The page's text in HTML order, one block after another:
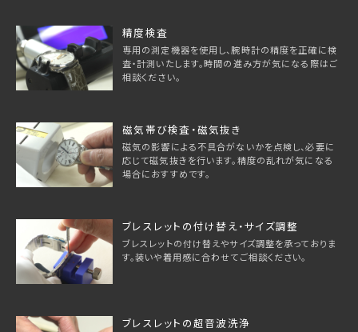
精度検査
専用の測定機器を使用し、腕時計の精度を正確に検
査・計測いたします。時間の進み方が気になる際はご
相談ください。
磁気帯び検査・磁気抜き
磁気の影響による不具合がないかを点検し、必要に
応じて磁気抜きを行います。精度の乱れが気になる
場合におすすめです。
ブレスレットの付け替え・サイズ調整
ブレスレットの付け替えやサイズ調整を承っておりま
す。装いや着用感に合わせてご相談ください。
ブレスレットの超音波洗浄